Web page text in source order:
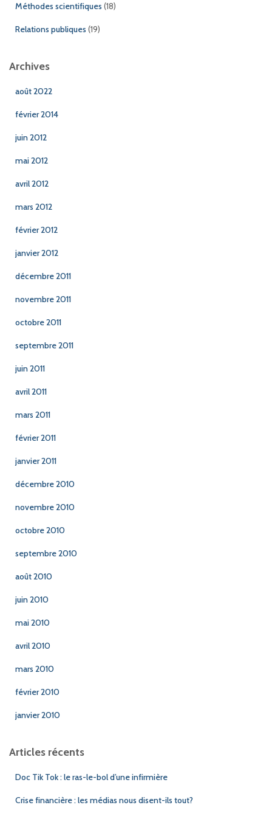
Méthodes scientifiques (18)
Relations publiques (19)
Archives
août 2022
février 2014
juin 2012
mai 2012
avril 2012
mars 2012
février 2012
janvier 2012
décembre 2011
novembre 2011
octobre 2011
septembre 2011
juin 2011
avril 2011
mars 2011
février 2011
janvier 2011
décembre 2010
novembre 2010
octobre 2010
septembre 2010
août 2010
juin 2010
mai 2010
avril 2010
mars 2010
février 2010
janvier 2010
Articles récents
Doc Tik Tok : le ras-le-bol d’une infirmière
Crise financière : les médias nous disent-ils tout?